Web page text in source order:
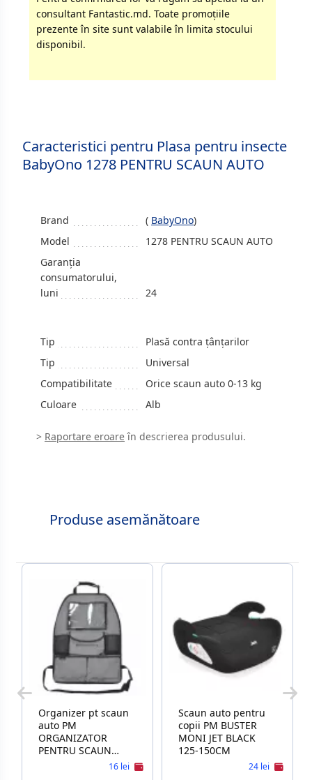
consultant Fantastic.md. Toate promoţiile
prezente în site sunt valabile în limita stocului
disponibil.
Caracteristici pentru Plasa pentru insecte
BabyOno 1278 PENTRU SCAUN AUTO
Brand ( BabyOno)
Model
1278 PENTRU SCAUN AUTO
Garanția
consumatorului,
luni
24
Tip
Plasă contra țânțarilor
Tip
Universal
Compatibilitate
Orice scaun auto 0-13 kg
Culoare
Alb
> Raportare eroareîn descrierea produsului.
Produse asemănătoare
Organizer pt scaun
auto PM
ORGANIZATOR
PENTRU SCAUN
AUTO KIKKABOO16 lei
Scaun auto pentru
copii PM BUSTER
MONI JET BLACK
125-150CM
24 lei